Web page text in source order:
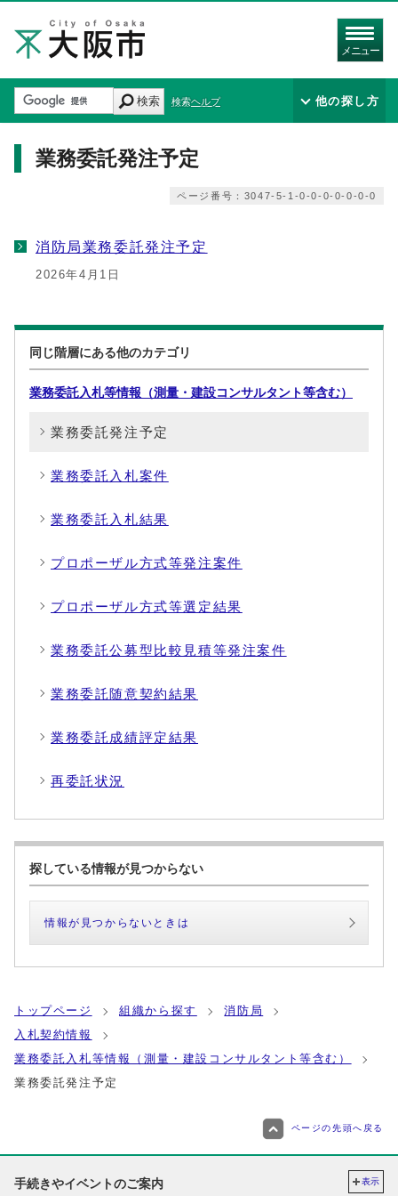
メニュー
検索 検索ヘルプ 他の探し方
業務委託発注予定
ページ番号：3047-5-1-0-0-0-0-0-0-0
消防局業務委託発注予定
2026年4月1日
同じ階層にある他のカテゴリ
業務委託入札等情報（測量・建設コンサルタント等含む）
業務委託発注予定
業務委託入札案件
業務委託入札結果
プロポーザル方式等発注案件
プロポーザル方式等選定結果
業務委託公募型比較見積等発注案件
業務委託随意契約結果
業務委託成績評定結果
再委託状況
探している情報が見つからない
情報が見つからないときは
トップページ 組織から探す
消防局
入札契約情報
業務委託入札等情報（測量・建設コンサルタント等含む）
業務委託発注予定
ページの先頭へ戻る
手続きやイベントのご案内 表示